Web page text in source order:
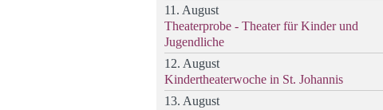
11. August
Theaterprobe - Theater für Kinder und
Jugendliche
12. August
Kindertheaterwoche in St. Johannis
13. August